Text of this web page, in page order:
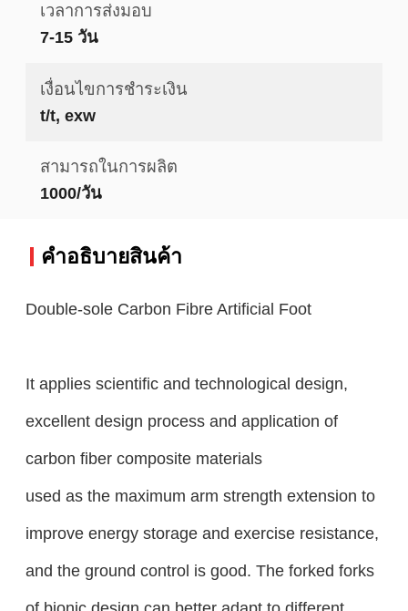
เวลาการส่งมอบ
7-15 วัน
เงื่อนไขการชำระเงิน
t/t, exw
สามารถในการผลิต
1000/วัน
คําอธิบายสินค้า
Double-sole Carbon Fibre Artificial Foot
It applies scientific and technological design,
excellent design process and application of
carbon fiber composite materials
used as the maximum arm strength extension to
improve energy storage and exercise resistance,
and the ground control is good. The forked forks